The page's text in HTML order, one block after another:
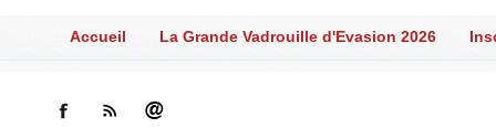
Accueil La Grande Vadrouille d'Evasion 2026